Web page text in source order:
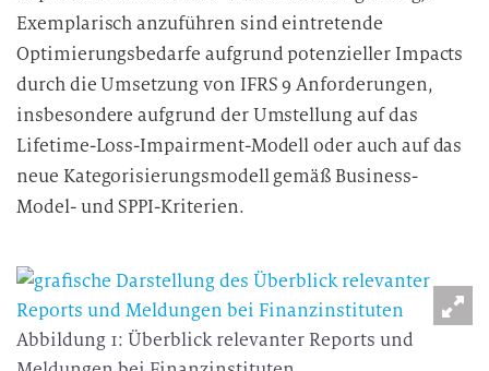
Exemplarisch anzuführen sind eintretende
Optimierungsbedarfe aufgrund potenzieller Impacts
durch die Umsetzung von IFRS 9 Anforderungen,
insbesondere aufgrund der Umstellung auf das
Lifetime-Loss-Impairment-Modell oder auch auf das
neue Kategorisierungsmodell gemäß Business-
Model- und SPPI-Kriterien.
Abbildung 1: Überblick relevanter Reports und